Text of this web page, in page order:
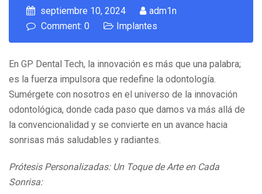
septiembre 10, 2024
adm1n
Comment: 0
Implantes
En GP Dental Tech, la innovación es más que una palabra;
es la fuerza impulsora que redefine la odontología.
Sumérgete con nosotros en el universo de la innovación
odontológica, donde cada paso que damos va más allá de
la convencionalidad y se convierte en un avance hacia
sonrisas más saludables y radiantes.
Prótesis Personalizadas: Un Toque de Arte en Cada
Sonrisa: